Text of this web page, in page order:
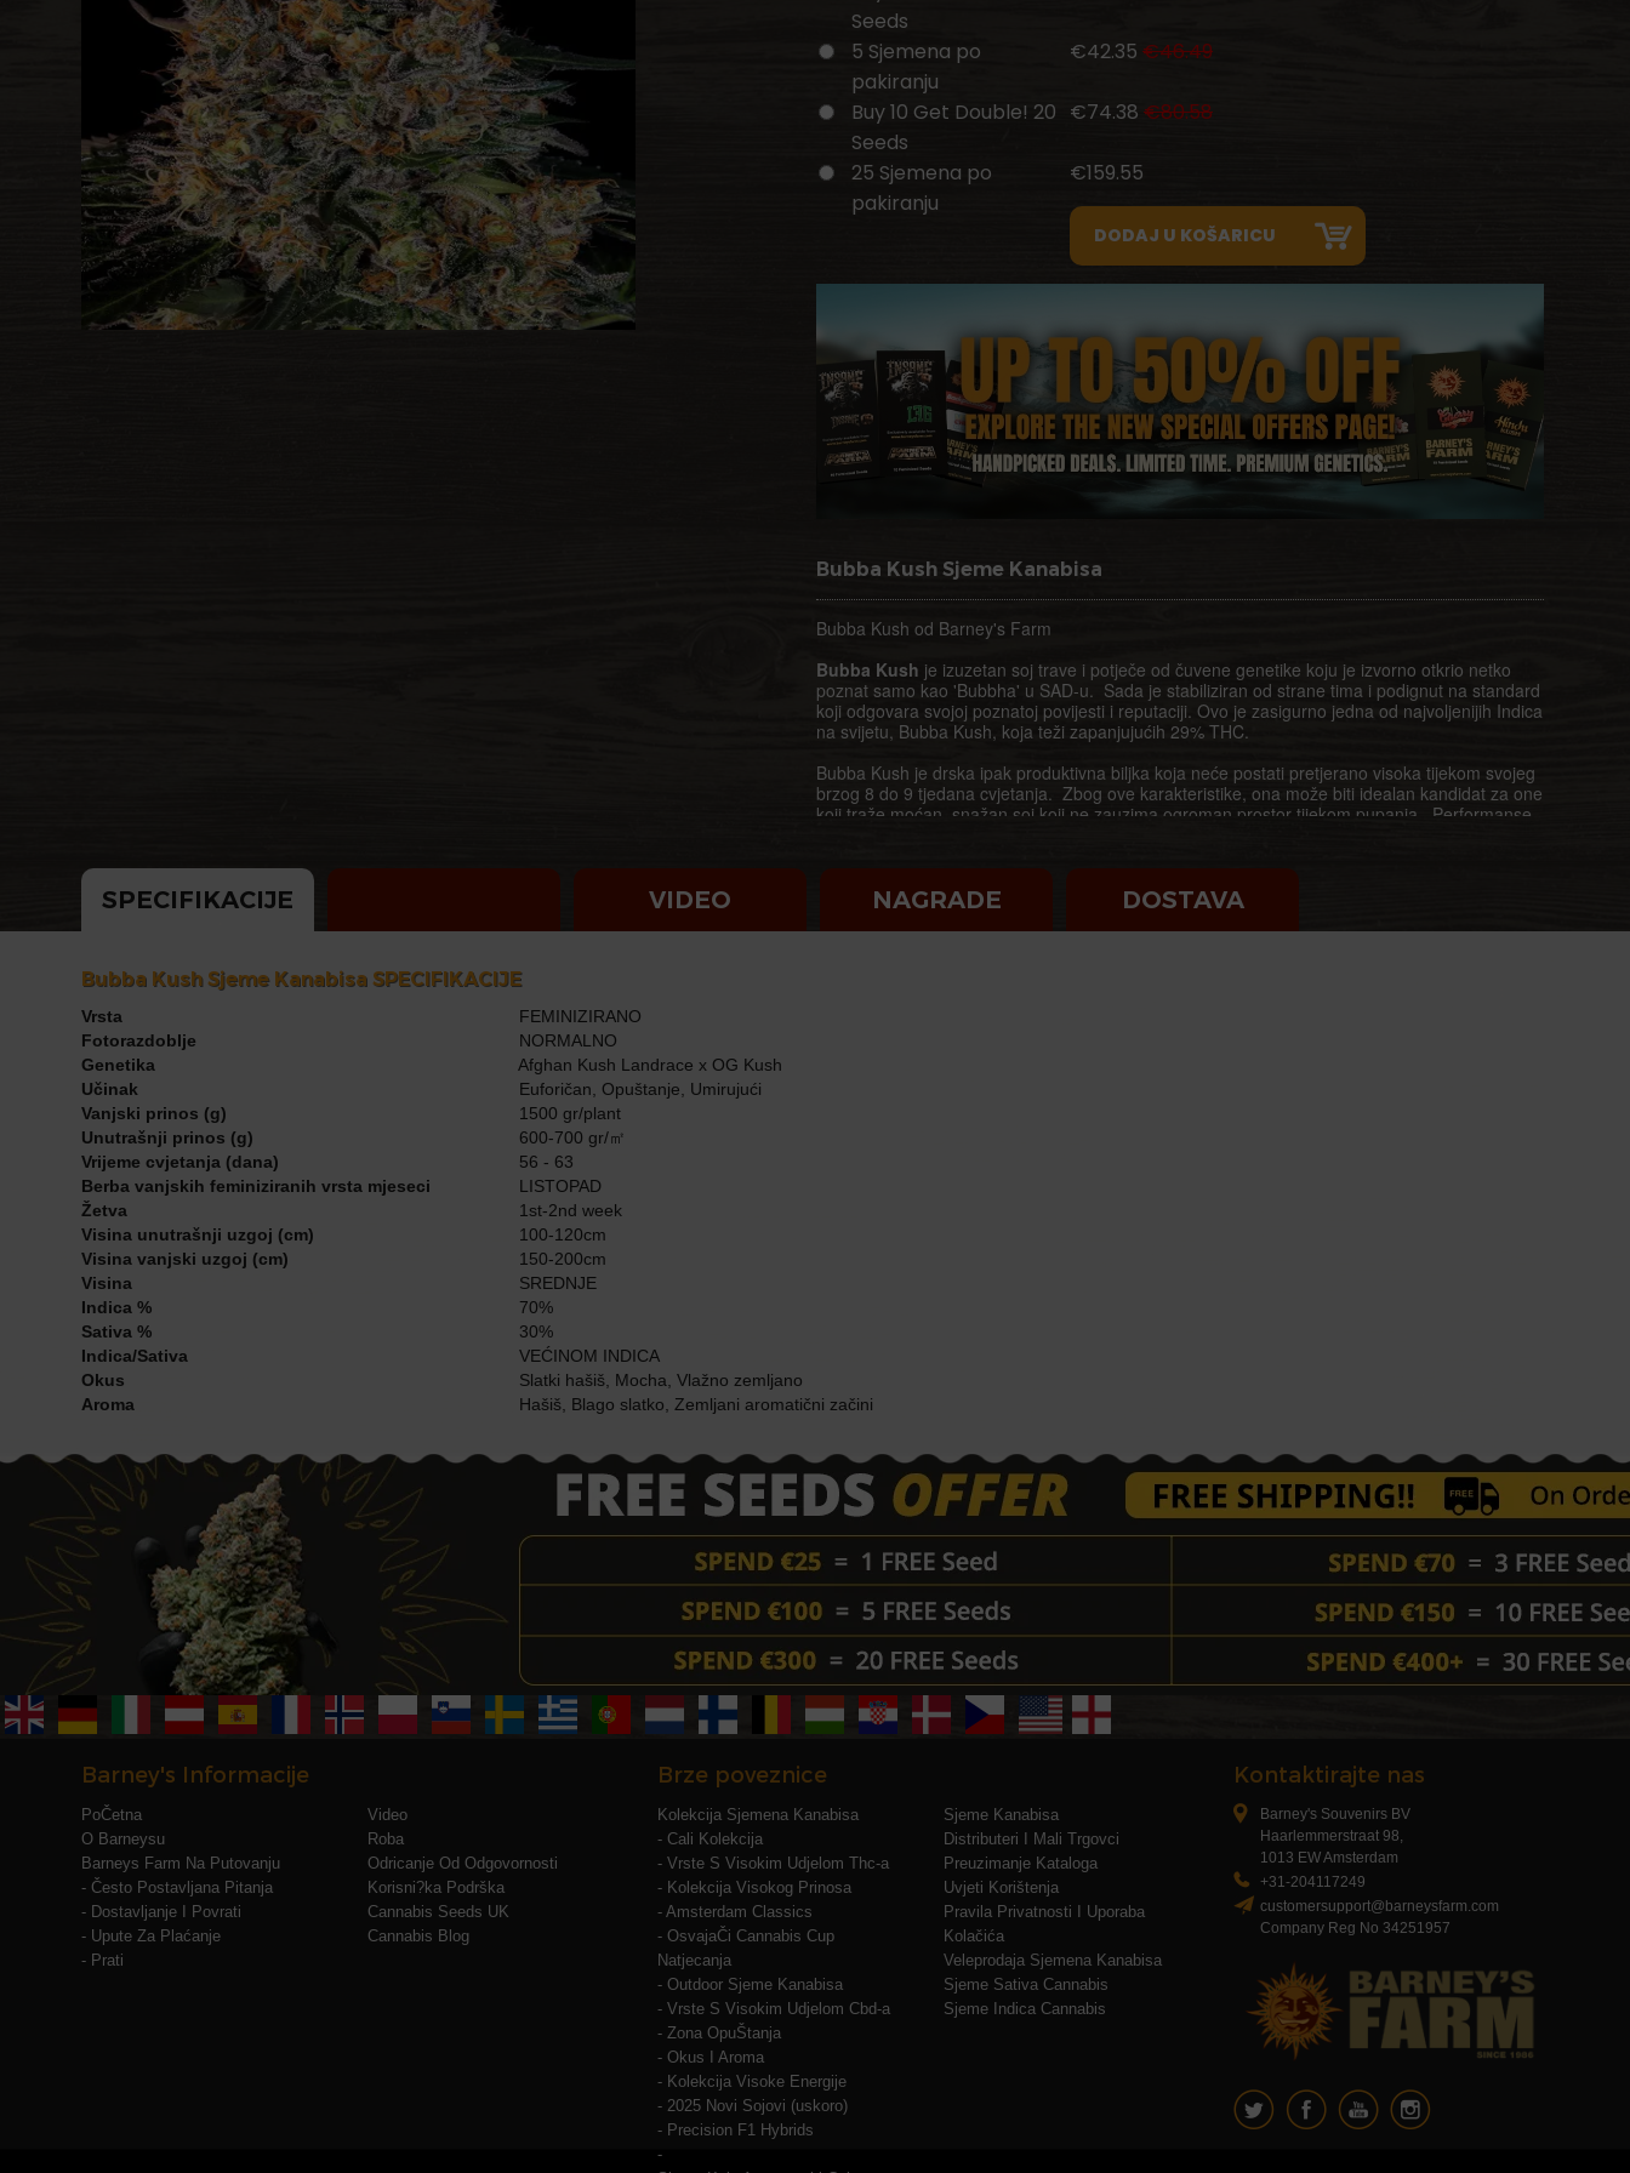
Seeds
5 Sjemena po
pakiranju
€42.35 €46.49
Buy 10 Get Double! 20
Seeds
€74.38 €80.58
25 Sjemena po
pakiranju
€159.55
Bubba Kush Sjeme Kanabisa
Bubba Kush od Barney's Farm
Bubba Kush je izuzetan soj trave i potječe od čuvene genetike koju je izvorno otkrio netko
poznat samo kao 'Bubbha' u SAD-u. Sada je stabiliziran od strane tima i podignut na standard
koji odgovara svojoj poznatoj povijesti i reputaciji. Ovo je zasigurno jedna od najvoljenijih Indica
na svijetu, Bubba Kush, koja teži zapanjujućih 29% THC.
Bubba Kush je drska ipak produktivna biljka koja neće postati pretjerano visoka tijekom svojeg
brzog 8 do 9 tjedana cvjetanja. Zbog ove karakteristike, ona može biti idealan kandidat za one
koji traže moćan, snažan soj koji ne zauzima ogroman prostor tijekom pupanja. Performanse
Proletite se kroz svijet Bubba Kush i iskusite jedan od najmirnijih kanabis sojeva na svijetu.
mirisima s istoka koji podsjećaju na aromatične turske užitak čokoladne pločice. Zašto ne
svakodnevno kako bi ostao vlažan. Kada sjemenke Bubba Kush proklijaju, nježno ih posadite u
Koja je najbolja temperatura za klijanje sjemenki kanabisa Bubba Kush?
Sjemenke kanabisa Bubba Kush klijaju na temperaturama od 70°F do 90°F (21°C do 32°C).
Temperature ispod 70°F (21°C) i iznad 90°F (32°C) mogu spriječiti ili ugroziti zdravo klijanje.
Niske temperature odgađaju ili čak zaustavljaju klijanje. Visoke temperature mogu uzrokovati
loše klijanje, zaostajanje u rastu ili spor rast, te povećavaju mogućnost isušivanja sadnica.
SPECIFIKACIJE VIDEO NAGRADE DOSTAVA
Bubba Kush Sjeme Kanabisa SPECIFIKACIJE
Vrsta
FEMINIZIRANO
Fotorazdoblje
NORMALNO
Genetika
Afghan Kush Landrace x OG Kush
Učinak
Euforičan, Opuštanje, Umirujući
Vanjski prinos (g)
1500 gr/plant
Unutrašnji prinos (g)
600-700 gr/㎡
Vrijeme cvjetanja (dana)
56 - 63
Berba vanjskih feminiziranih vrsta mjeseci
LISTOPAD
Žetva
1st-2nd week
Visina unutrašnji uzgoj (cm)
100-120cm
Visina vanjski uzgoj (cm)
150-200cm
Visina
SREDNJE
Indica %
70%
Sativa %
30%
Indica/Sativa
VEĆINOM INDICA
Okus
Slatki hašiš, Mocha, Vlažno zemljano
Aroma
Hašiš, Blago slatko, Zemljani aromatični začini
Barney's Informacije
PoČetna
O Barneysu
Barneys Farm Na Putovanju
- Često Postavljana Pitanja
- Dostavljanje I Povrati
- Upute Za Plaćanje
- Prati
Video
Roba
Odricanje Od Odgovornosti
Korisni?ka Podrška
Cannabis Seeds UK
Cannabis Blog
Brze poveznice
Kolekcija Sjemena Kanabisa
- Cali Kolekcija
- Vrste S Visokim Udjelom Thc-a
- Kolekcija Visokog Prinosa
- Amsterdam Classics
- OsvajaČi Cannabis Cup
Natjecanja
- Outdoor Sjeme Kanabisa
- Vrste S Visokim Udjelom Cbd-a
- Zona OpuŠtanja
- Okus I Aroma
- Kolekcija Visoke Energije
- 2025 Novi Sojovi (uskoro)
- Precision F1 Hybrids
-
Sjeme Kanabisa
Distributeri I Mali Trgovci
Preuzimanje Kataloga
Uvjeti Korištenja
Pravila Privatnosti I Uporaba
Kolačića
Veleprodaja Sjemena Kanabisa
Sjeme Sativa Cannabis
Sjeme Indica Cannabis
Kontaktirajte nas
Barney's Souvenirs BV
Haarlemmerstraat 98,
1013 EW Amsterdam
+31-204117249
customersupport@barneysfarm.com
Company Reg No 34251957